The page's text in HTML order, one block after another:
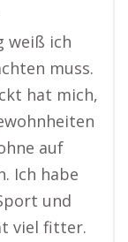
weiß ich
muss.
hat mich,
auf
Ich habe
und
viel fitter.